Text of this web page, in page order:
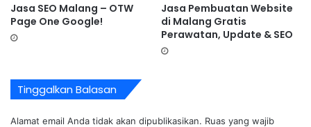
Jasa SEO Malang – OTW
Page One Google!
Jasa Pembuatan Website
di Malang Gratis
Perawatan, Update & SEO
Tinggalkan Balasan
Alamat email Anda tidak akan dipublikasikan. Ruas yang wajib